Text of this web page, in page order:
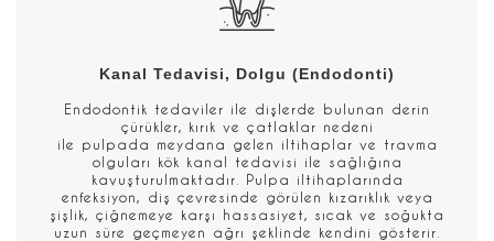
Kanal Tedavisi, Dolgu (Endodonti)
Endodontik tedaviler ile dişlerde bulunan derin
çürükler, kırık ve çatlaklar nedeni
ile pulpada meydana gelen iltihaplar ve travma
olguları kök kanal tedavisi ile sağlığına
kavuşturulmaktadır. Pulpa iltihaplarında
enfeksiyon, diş çevresinde görülen kızarıklık veya
şişlik, çiğnemeye karşı hassasiyet, sıcak ve soğukta
uzun süre geçmeyen ağrı şeklinde kendini gösterir.